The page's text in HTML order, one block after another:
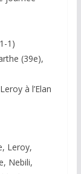
1)
(39e),
à l’Elan
Leroy,
Nebili,